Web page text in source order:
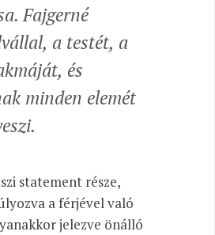
Fajgerné
a testét, a
és
minden elemét
statement része,
a férjével való
jelezve önálló